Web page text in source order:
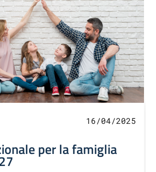
16/04/2025
per la famiglia